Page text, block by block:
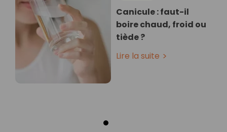
Canicule : faut-il
boire chaud, froid ou
tiède ?
Lire la suite